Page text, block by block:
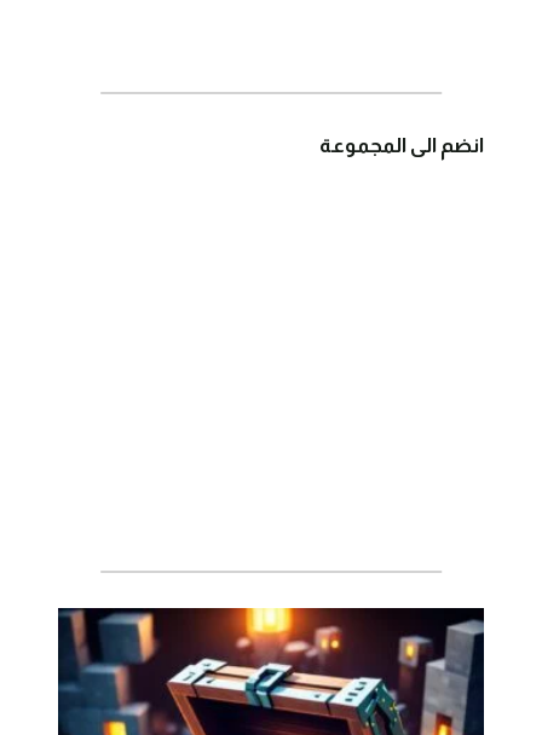
انضم الى المجموعة